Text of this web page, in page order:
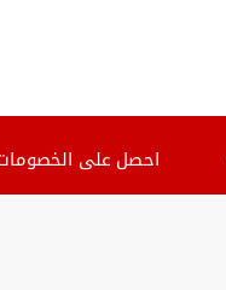
احصل على